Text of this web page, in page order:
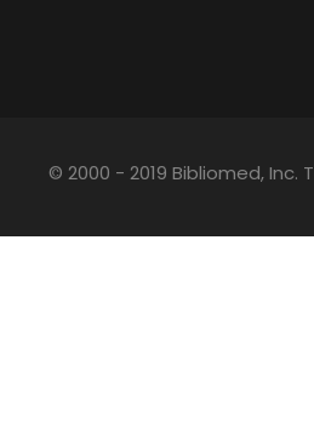
© 2000 - 2019 Bibliomed, Inc.